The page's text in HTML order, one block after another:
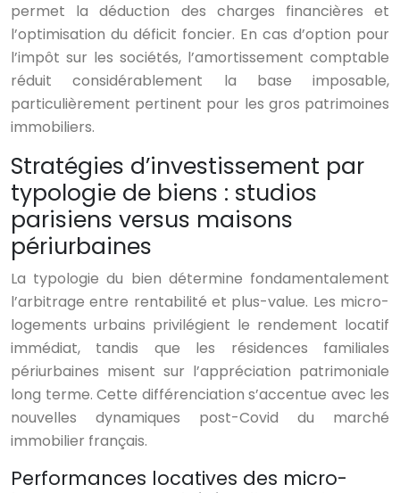
permet la déduction des charges financières et
l’optimisation du déficit foncier. En cas d’option pour
l’impôt sur les sociétés, l’amortissement comptable
réduit considérablement la base imposable,
particulièrement pertinent pour les gros patrimoines
immobiliers.
Stratégies d’investissement par
typologie de biens : studios
parisiens versus maisons
périurbaines
La typologie du bien détermine fondamentalement
l’arbitrage entre rentabilité et plus-value. Les micro-
logements urbains privilégient le rendement locatif
immédiat, tandis que les résidences familiales
périurbaines misent sur l’appréciation patrimoniale
long terme. Cette différenciation s’accentue avec les
nouvelles dynamiques post-Covid du marché
immobilier français.
Performances locatives des micro-